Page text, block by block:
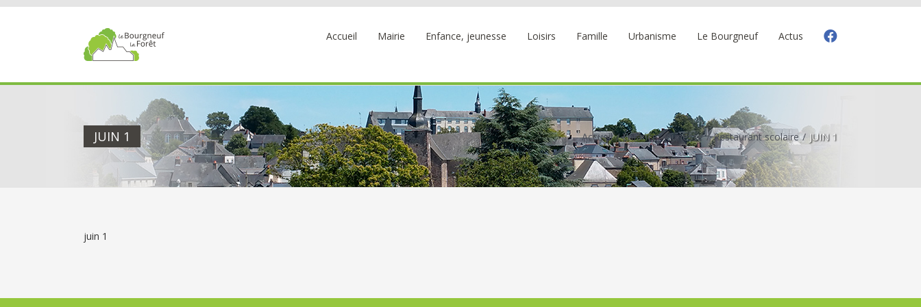
Passer
Accueil Mairie Enfance, jeunesse Loisirs Famille Urbanisme Le Bourgneuf Actus
JUIN 1 Accueil Enfance, jeunesse Restaurant scolaire JUIN 1
juin 1